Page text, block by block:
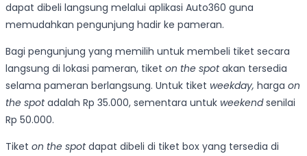
dapat dibeli langsung melalui aplikasi Auto360 guna
memudahkan pengunjung hadir ke pameran.
Bagi pengunjung yang memilih untuk membeli tiket secara
langsung di lokasi pameran, tiket on the spotakan tersedia
selama pameran berlangsung. Untuk tiket weekday, harga on
the spotadalah Rp 35.000, sementara untuk weekendsenilai
Rp 50.000.
Tiket on the spotdapat dibeli di tiket box yang tersedia di